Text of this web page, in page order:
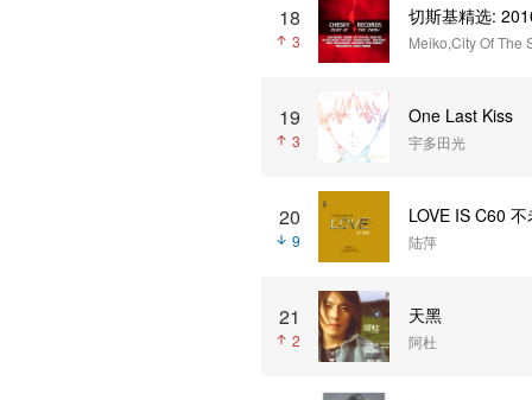
18
3
切斯基精选:
Meiko,City Of The
19
3
One Last Kiss
宇多田光
20
9
LOVE IS C60
陆萍
21
2
天黑
阿杜